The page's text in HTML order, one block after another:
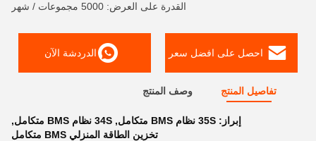
القدرة على العرض: 5000 مجموعات / شهر
احصل على افضل سعر الدردشة الآن
تفاصيل المنتج وصف المنتج
إبراز: 35S نظام BMS متكامل , 34S نظام BMS متكامل
,
تخزين الطاقة المنزلي BMS متكامل